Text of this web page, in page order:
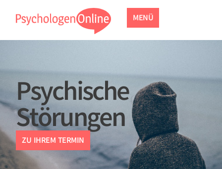
MENÜ
Psychische
Störungen
ZU IHREM TERMIN